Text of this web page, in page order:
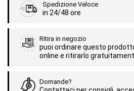
Spedizione Veloce
in 24/48 ore
Ritira in negozio
puoi ordinare questo
online e ritirarlo
Domande?